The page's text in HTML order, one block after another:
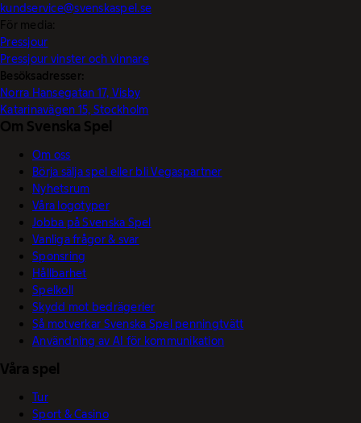
kundservice@svenskaspel.se
För media:
Pressjour
Pressjour vinster och vinnare
Besöksadresser:
Norra Hansegatan 17, Visby
Katarinavägen 15, Stockholm
Om Svenska Spel
Om oss
Börja sälja spel eller bli Vegaspartner
Nyhetsrum
Våra logotyper
Jobba på Svenska Spel
Vanliga frågor & svar
Sponsring
Hållbarhet
Spelkoll
Skydd mot bedrägerier
Så motverkar Svenska Spel penningtvätt
Användning av AI för kommunikation
Våra spel
Tur
Sport & Casino